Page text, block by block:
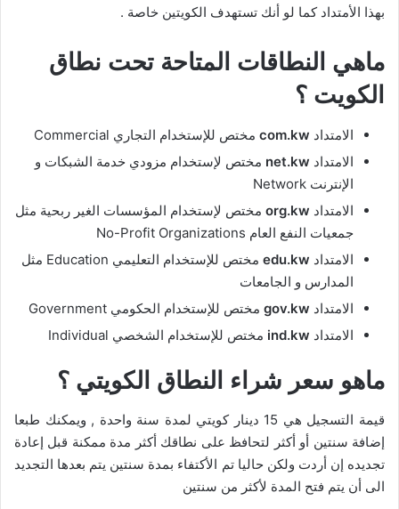
بهذا الأمتداد كما لو أنك تستهدف الكويتين خاصة .
ماهي النطاقات المتاحة تحت نطاق
الكويت ؟
الامتداد com.kw مختص للإستخدام التجاري Commercial
الامتداد net.kw مختص لإستخدام مزودي خدمة الشبكات و
الإنترنت Network
الامتداد org.kw مختص لإستخدام المؤسسات الغير ربحية مثل
جمعيات النفع العام No-Profit Organizations
الامتداد edu.kw
مختص للإستخدام التعليمي Education مثل
المدارس و الجامعات
الامتداد gov.kw مختص للإستخدام الحكومي Government
الامتداد ind.kw مختص للإستخدام الشخصي Individual
ماهو سعر شراء النطاق الكويتي ؟
قيمة التسجيل هي 15 دينار كويتي لمدة سنة واحدة , ويمكنك طبعا
إضافة سنتين أو أكثر لتحافظ على نطاقك أكثر مدة ممكنة قبل إعادة
تجديده إن أردت ولكن حاليا تم الأكتفاء بمدة سنتين يتم بعدها التجديد
الى أن يتم فتح المدة لأكثر من سنتين